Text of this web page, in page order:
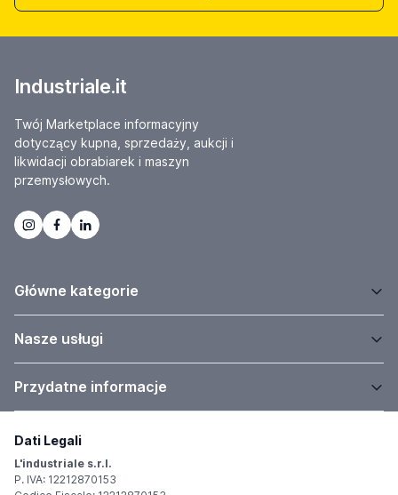
Industriale.it
Twój Marketplace informacyjny
dotyczący kupna, sprzedaży, aukcji i
likwidacji obrabiarek i maszyn
przemysłowych.
Główne kategorie
Nasze usługi
Przydatne informacje
Dati Legali
L'industriale s.r.l.
P. IVA: 12212870153